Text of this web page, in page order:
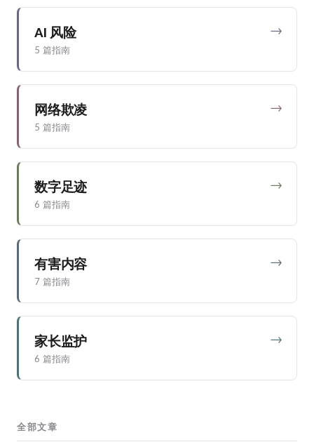
AI 风险
5 篇指南
→
网络欺凌
5 篇指南
→
数字足迹
6 篇指南
→
有害内容
7 篇指南
→
家长监护
6 篇指南
→
全部文章